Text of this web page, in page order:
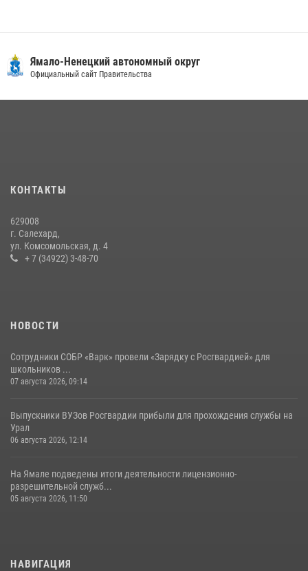
18 июля 2026, 09:36 3
«Росгвардия. Вехи истории»: войска правопорядка на охране
стратегических объектов поверженной Германии (видео)
20 июля 2026, 09:03
Ямало-Ненецкий автономный округ
Официальный сайт Правительства
КОНТАКТЫ
629008
г. Салехард,
ул. Комсомольская, д. 4
+ 7 (34922) 3-48-70
НОВОСТИ
Сотрудники СОБР «Варк» провели «Зарядку с Росгвардией» для
школьников ...
07 августа 2026, 09:14
Выпускники ВУЗов Росгвардии прибыли для прохождения службы на
Урал
06 августа 2026, 12:14
На Ямале подведены итоги деятельности лицензионно-
разрешительной служб...
05 августа 2026, 11:50
НАВИГАЦИЯ